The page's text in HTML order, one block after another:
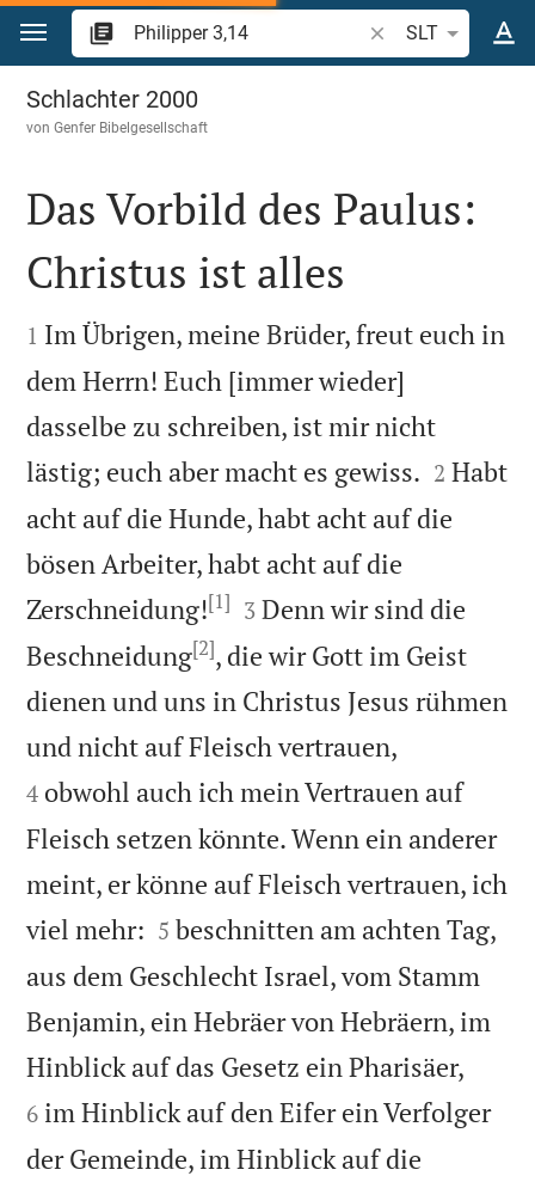
Zum Inhalt springen
Bibelstelle oder
SLT
Philipper 3
Schlachter 2000
vonGenfer Bibelgesellschaft

Das Vorbild des Paulus:
Christus ist alles

1 Im Übrigen, meine Brüder, freut euch in
dem Herrn! Euch [immer wieder]
dasselbe zu schreiben, ist mir nicht
lästig; euch aber macht es gewiss. 

2 Habt
acht auf die Hunde, habt acht auf die
bösen Arbeiter, habt acht auf die
Zerschneidung![1] 

3 Denn wir sind die
Beschneidung[2], die wir Gott im Geist
dienen und uns in Christus Jesus rühmen
und nicht auf Fleisch vertrauen,
4 obwohl auch ich mein Vertrauen auf
Fleisch setzen könnte. Wenn ein anderer
meint, er könne auf Fleisch vertrauen, ich
viel mehr: 

5 beschnitten am achten Tag,
aus dem Geschlecht Israel, vom Stamm
Benjamin, ein Hebräer von Hebräern, im
Hinblick auf das Gesetz ein Pharisäer,
6 im Hinblick auf den Eifer ein Verfolger
der Gemeinde, im Hinblick auf die